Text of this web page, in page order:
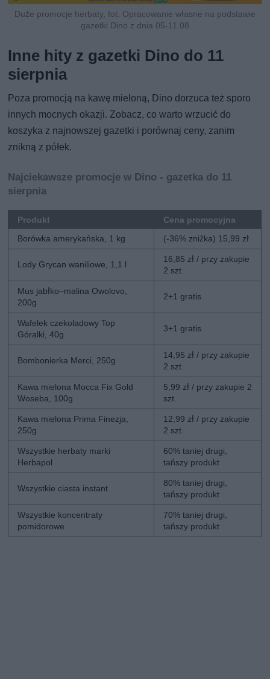
Duże promocje herbaty, fot. Opracowanie własne na podstawie
gazetki Dino z dnia 05-11.08
Inne hity z gazetki Dino do 11
sierpnia
Poza promocją na kawę mieloną, Dino dorzuca też sporo
innych mocnych okazji. Zobacz, co warto wrzucić do
koszyka z najnowszej gazetki i porównaj ceny, zanim
znikną z półek.
Najciekawsze promocje w Dino - gazetka do 11
sierpnia
Produkt
Cena promocyjna
Borówka amerykańska, 1 kg
(-36% zniżka) 15,99 zł
Lody Grycan waniliowe, 1,1 l
16,85 zł / przy zakupie
2 szt.
Mus jabłko–malina Owolovo,
200g
2+1 gratis
Wafelek czekoladowy Top
Góralki, 40g
3+1 gratis
Bombonierka Merci, 250g
14,95 zł / przy zakupie
2 szt.
Kawa mielona Mocca Fix Gold
Woseba, 100g
5,99 zł / przy zakupie 2
szt.
Kawa mielona Prima Finezja,
250g
12,99 zł / przy zakupie
2 szt.
Wszystkie herbaty marki
Herbapol
60% taniej drugi,
tańszy produkt
Wszystkie ciasta instant
80% taniej drugi,
tańszy produkt
Wszystkie koncentraty
pomidorowe
70% taniej drugi,
tańszy produkt